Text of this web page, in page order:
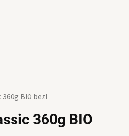
BIO bezl
360g BIO